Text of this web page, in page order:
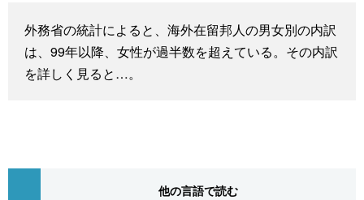
科学・技術
Books
外務省の統計によると、海外在留邦人の男女別の内訳
は、99年以降、女性が過半数を超えている。その内訳
を詳しく見ると…。
他の言語で読む